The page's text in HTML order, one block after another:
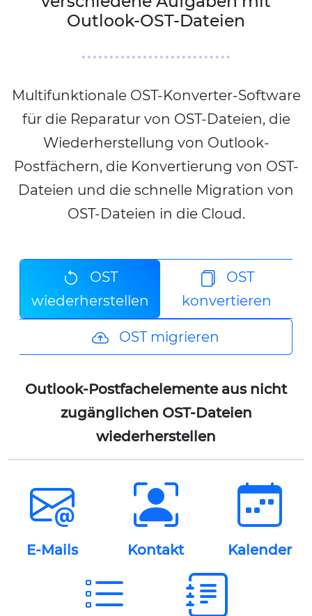
Outlook-OST-Dateien
Multifunktionale OST-Konverter-Software
für die Reparatur von OST-Dateien, die
Wiederherstellung von Outlook-
Postfächern, die Konvertierung von OST-
Dateien und die schnelle Migration von
OST-Dateien in die Cloud.
OST
wiederherstellen
OST
konvertieren
OST migrieren
Outlook-Postfachelemente aus nicht
zugänglichen OST-Dateien
wiederherstellen
E-Mails Kontakt Kalender